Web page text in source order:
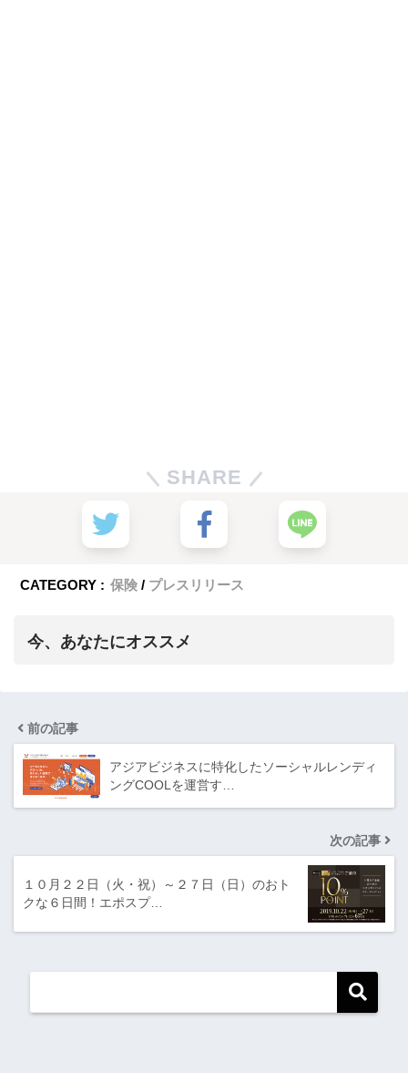
SHARE
CATEGORY : 保険 プレスリリース
今、あなたにオススメ
前の記事
アジアビジネスに特化したソーシャルレンディ
ングCOOLを運営す…
次の記事
１０月２２日（火・祝）～２７日（日）のおト
クな６日間！エポスプ…